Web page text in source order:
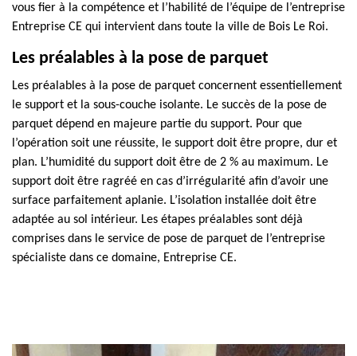
vous fier à la compétence et l’habilité de l’équipe de l’entreprise
Entreprise CE qui intervient dans toute la ville de Bois Le Roi.
Les préalables à la pose de parquet
Les préalables à la pose de parquet concernent essentiellement
le support et la sous-couche isolante. Le succès de la pose de
parquet dépend en majeure partie du support. Pour que
l’opération soit une réussite, le support doit être propre, dur et
plan. L’humidité du support doit être de 2 % au maximum. Le
support doit être ragréé en cas d’irrégularité afin d’avoir une
surface parfaitement aplanie. L’isolation installée doit être
adaptée au sol intérieur. Les étapes préalables sont déjà
comprises dans le service de pose de parquet de l’entreprise
spécialiste dans ce domaine, Entreprise CE.